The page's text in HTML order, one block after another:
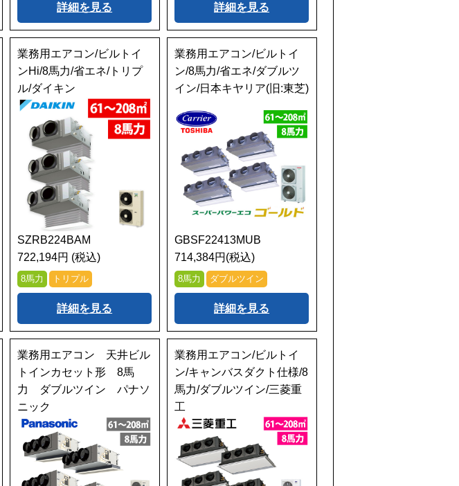
詳細を見る 詳細を見る
業務用エアコン/ビルトイ
ンHi/8馬力/省エネ/トリプ
ル/ダイキン
SZRB224BAM
722,194円 (税込)
8馬力 トリプル
詳細を見る
業務用エアコン/ビルトイ
ン/8馬力/省エネ/ダブルツ
イン/日本キヤリア(旧:東芝)
GBSF22413MUB
714,384円(税込)
8馬力 ダブルツイン
詳細を見る
業務用エアコン 天井ビル
トインカセット形 8馬
力 ダブルツイン パナソ
ニック
業務用エアコン/ビルトイ
ン/キャンバスダクト仕様/8
馬力/ダブルツイン/三菱重
工